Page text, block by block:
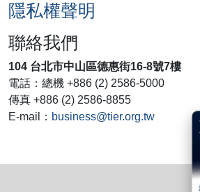
隱私權聲明
聯絡我們
104 台北市中山區德惠街16-8號7樓
電話：總機 +886 (2) 2586-5000
傳真 +886 (2) 2586-8855
E-mail： business@tier.org.tw